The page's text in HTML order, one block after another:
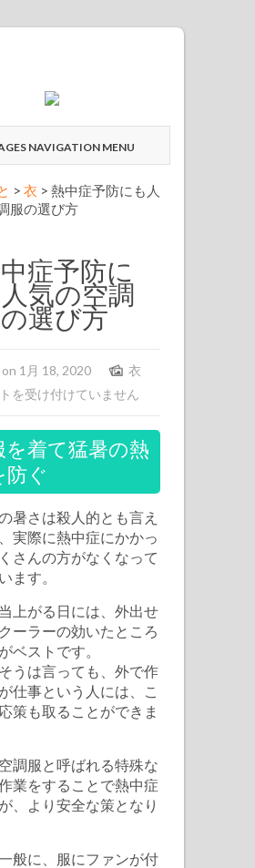
NAVIGATION MENU
> 衣 > 熱中症予防にも人
服の選び方
症予防に
気の空調
選び方
1月 18, 2020
衣
を受け付けていません
を着て猛暑の熱
防ぐ
暑さは殺人的とも言え
実際に熱中症にかかっ
さんの方がなくなって
ます。
上がる日には、外出せ
ーラーの効いたところ
ベストです。
うは言っても、外で作
仕事という人には、こ
策も取ることができま
調服と呼ばれる特殊な
業をすることで熱中症
、より安全な策となり
般に、服にファンが付